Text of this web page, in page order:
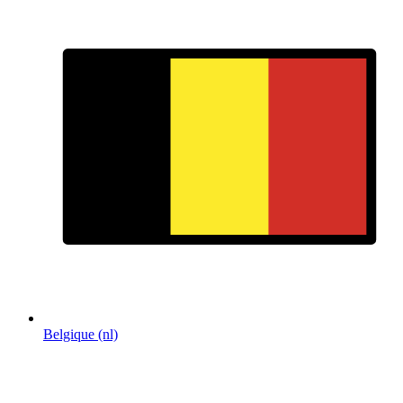
Belgique (nl)